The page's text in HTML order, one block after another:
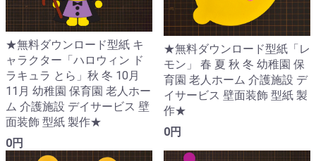
★無料ダウンロード型紙 キ
ャラクター「ハロウィン ド
ラキュラ とら」秋 冬 10月
11月 幼稚園 保育園 老人ホー
ム 介護施設 デイサービス 壁
面装飾 型紙 製作★
0円
★無料ダウンロード型紙「レ
モン」 春 夏 秋 冬 幼稚園 保
育園 老人ホーム 介護施設 デ
イサービス 壁面装飾 型紙 製
作★
0円